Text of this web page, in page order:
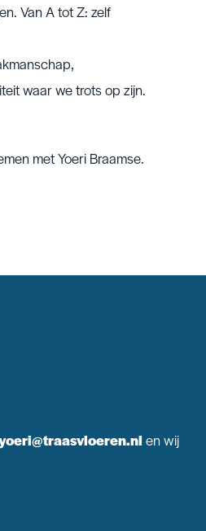
Van A tot Z: zelf
waar we trots op zijn.
met Yoeri Braamse.
en wij